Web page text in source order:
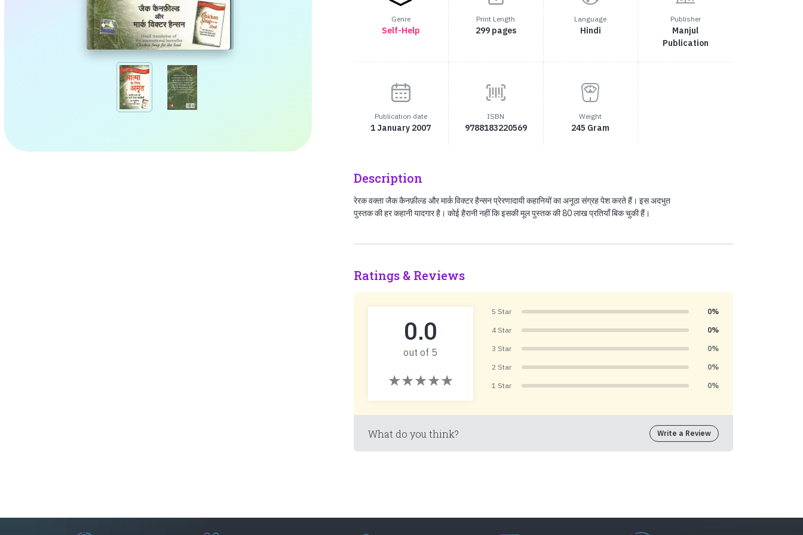
Genre
Self-Help
Print Length
299 pages
Language
Hindi
Publisher
Manjul
Publication
Publication date
1 January 2007
ISBN
9788183220569
Weight
245 Gram
Description
रेरक वक्ता जैक कैनफ़ील्ड और मार्क विक्टर हैन्सन प्रेरणादायी कहानियों का अनूठा संग्रह पेश करते हैं। इस अदभुत
पुस्तक की हर कहानी यादगार है। कोई हैरानी नहीं कि इसकी मूल पुस्तक की 80 लाख प्रतियाँ बिक चुकी हैं।
Ratings & Reviews
0.0
out of 5
5 Star 0%
4 Star 0%
3 Star 0%
2 Star 0%
1 Star 0%
What do you think? Write a Review